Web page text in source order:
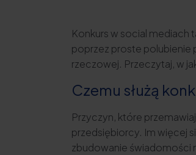
Konkurs w social mediach
poprzez proste polubienie
rzeczowej. Przeczytaj, w
Czemu służą
Przyczyn, które
przedsiębiorcy. Im więcej
zbudowanie świadomości